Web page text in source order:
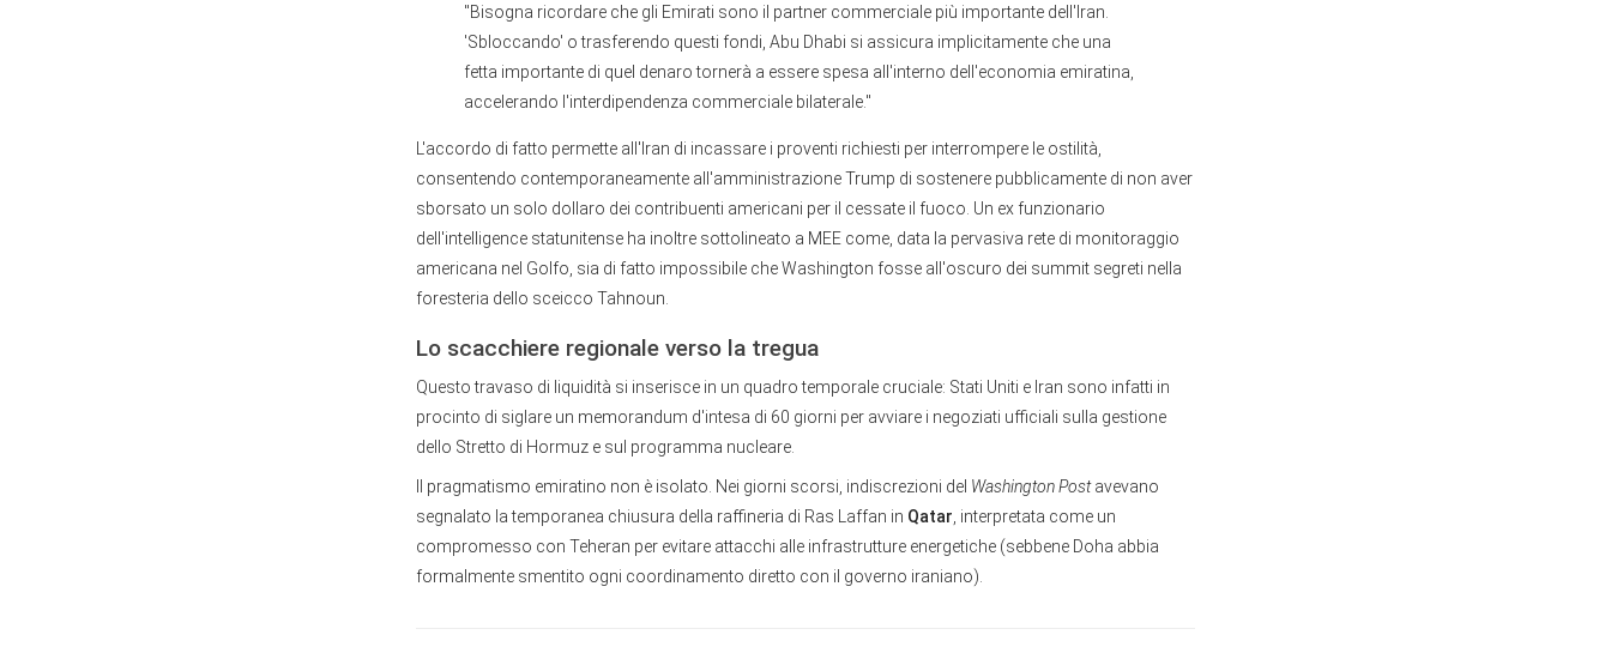
"Bisogna ricordare che gli Emirati sono il partner commerciale più importante dell'Iran.
'Sbloccando' o trasferendo questi fondi, Abu Dhabi si assicura implicitamente che una
fetta importante di quel denaro tornerà a essere spesa all'interno dell'economia emiratina,
accelerando l'interdipendenza commerciale bilaterale."
L'accordo di fatto permette all'Iran di incassare i proventi richiesti per interrompere le ostilità,
consentendo contemporaneamente all'amministrazione Trump di sostenere pubblicamente di non aver
sborsato un solo dollaro dei contribuenti americani per il cessate il fuoco. Un ex funzionario
dell'intelligence statunitense ha inoltre sottolineato a MEE come, data la pervasiva rete di monitoraggio
americana nel Golfo, sia di fatto impossibile che Washington fosse all'oscuro dei summit segreti nella
foresteria dello sceicco Tahnoun.
Lo scacchiere regionale verso la tregua
Questo travaso di liquidità si inserisce in un quadro temporale cruciale: Stati Uniti e Iran sono infatti in
procinto di siglare un memorandum d'intesa di 60 giorni per avviare i negoziati ufficiali sulla gestione
dello Stretto di Hormuz e sul programma nucleare.
Il pragmatismo emiratino non è isolato. Nei giorni scorsi, indiscrezioni del Washington Postavevano
segnalato la temporanea chiusura della raffineria di Ras Laffan in Qatar , interpretata come un
compromesso con Teheran per evitare attacchi alle infrastrutture energetiche (sebbene Doha abbia
formalmente smentito ogni coordinamento diretto con il governo iraniano).